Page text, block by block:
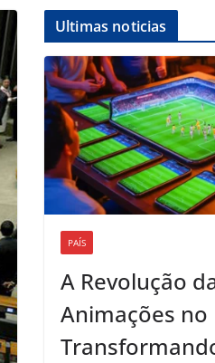
Ultimas noticias
PAÍS
A Revolução
Animações no